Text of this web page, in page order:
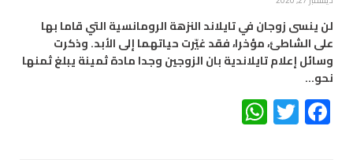
لن ينسى زوجان في تايلاند النزهة الرومانسية التي قاما بها
على الشاطئ، مؤخرا، فقد غيّرت حياتهما إلى الأبد. وذكرت
وسائل إعلام تايلاندية بان الزوجين وجدا مادة ثمينة يبلغ ثمنها
نحو…
Facebook
Twitter